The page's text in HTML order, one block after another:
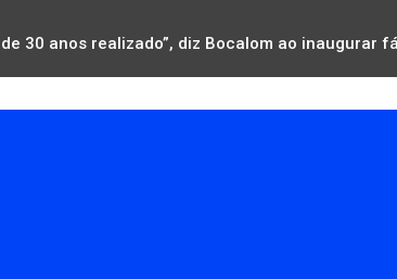
30 anos realizado”, diz Bocalom ao inaugurar